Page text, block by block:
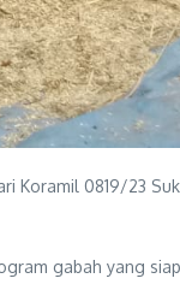
Koramil 0819/23
gabah yang